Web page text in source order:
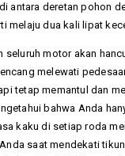
antara deretan pohon
melaju dua kali lipat
seluruh motor akan
melewati
tetap memantul dan
bahwa Anda
kaku di setiap roda
saat mendekati